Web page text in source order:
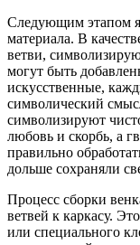
Следующим этапом
материала. В
ветви,
могут быть
искусственные,
символический
символизируют
любовь и скорбь, а
правильно
дольше сохраняли
Процесс сборки
ветвей к каркасу.
или специального